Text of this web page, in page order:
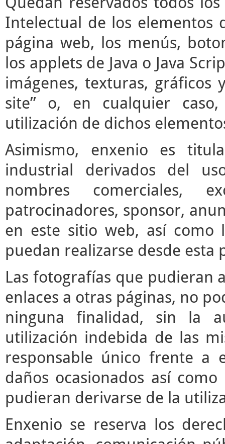
Intelectual de los elementos
página web, los menús,
los applets de Java o Java
imágenes, texturas,
site” o, en cualquier
utilización de dichos
Asimismo, enxenio es
industrial derivados del
nombres comerciales,
patrocinadores, sponsor,
en este sitio web, así como
puedan realizarse desde esta
Las fotografías que pudieran
enlaces a otras páginas, no
ninguna finalidad, sin la
utilización indebida de las
responsable único frente a
daños ocasionados así
pudieran derivarse de la
Enxenio se reserva los